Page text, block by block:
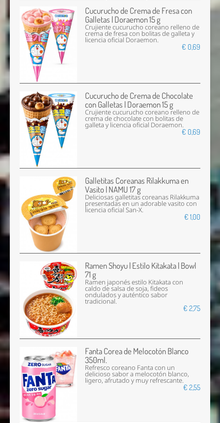
Cucurucho de Crema de Fresa con
Galletas | Doraemon 15 g
Crujiente cucurucho coreano relleno de
crema de fresa con bolitas de galleta y
licencia oficial Doraemon.
€ 0,69
Cucurucho de Crema de Chocolate
con Galletas | Doraemon 15 g
Crujiente cucurucho coreano relleno de
crema de chocolate con bolitas de
galleta y licencia oficial Doraemon.
€ 0,69
Galletitas Coreanas Rilakkuma en
Vasito | NAMU 17 g
Deliciosas galletitas coreanas Rilakkuma
presentadas en un adorable vasito con
licencia oficial San-X.
€ 1,00
Ramen Shoyu | Estilo Kitakata | Bowl
71 g
Ramen japonés estilo Kitakata con
caldo de salsa de soja, fideos
ondulados y auténtico sabor
tradicional.
€ 2,75
Fanta Corea de Melocotón Blanco
350ml.
Refresco coreano Fanta con un
delicioso sabor a melocotón blanco,
ligero, afrutado y muy refrescante.
€ 2,55